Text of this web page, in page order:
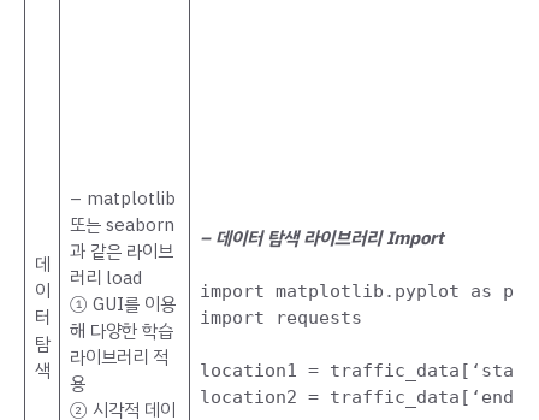
데
이
터
탐
색
– matplotlib
또는 seaborn
과 같은 라이브
러리 load
① GUI를 이용
해 다양한 학습
라이브러리 적
용
② 시각적 데이
– 데이터 탐색 라이브러리 Import
import matplotlib.pyplot as plt
import requests
location1 =
location2 = traffic_data[‘end’]